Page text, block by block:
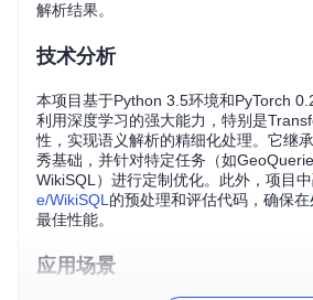
解析结果。
技术分析
本项目基于Python 3.5环境和PyTorch
利用深度学习的强大能力，特别是
性，实现语义解析的精细化处理。它继
秀基础，并针对特定任务（如
WikiSQL）进行定制优化。此外，项目
e/WikiSQL 的预处理和评估代码，确保
最佳性能。
应用场景